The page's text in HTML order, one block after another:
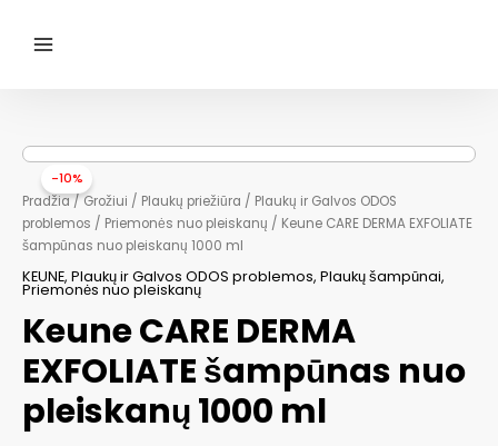
turinio
-10%
Pradžia/Grožiui / Plaukų priežiūra / Plaukų ir Galvos ODOS
problemos / Priemonės nuo pleiskanų / Keune CARE DERMA EXFOLIATE
šampūnas nuo pleiskanų 1000 ml
KEUNE, Plaukų ir Galvos ODOS problemos, Plaukų šampūnai,
Priemonės nuo pleiskanų
Keune CARE DERMA
EXFOLIATE šampūnas nuo
pleiskanų 1000 ml